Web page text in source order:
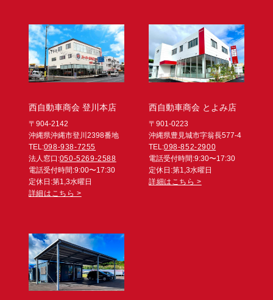
西自動車商会 登川本店
〒904-2142
沖縄県沖縄市登川2398番地
TEL:098-938-7255
法人窓口:050-5269-2588
電話受付時間:9:00〜17:30
定休日:第1,3水曜日
詳細はこちら >
西自動車商会 とよみ店
〒901-0223
沖縄県豊見城市字翁長577-4
TEL:098-852-2900
電話受付時間:9:30〜17:30
定休日:第1,3水曜日
詳細はこちら >